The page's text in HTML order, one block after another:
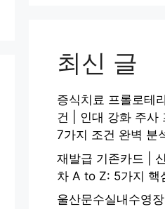
최신 글
증식치료 프롤로테
건 | 인대 강화 주사
7가지 조건 완벽 분
재발급 기존카드 |
차 A to Z: 5가지 핵
울산문수실내수영